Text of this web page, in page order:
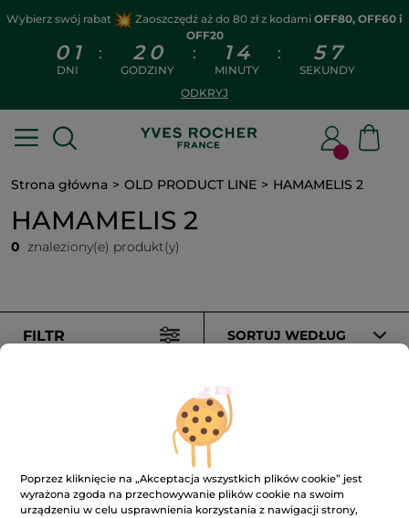
Wybierz swój rabat Zaoszczędź aż do 80 zł z kodami OFF80, OFF60 i
OFF20
0 1
DNI
: 2 0
GODZINY
: 1 4
MINUTY
: 5 7
SEKUNDY
ODKRYJ
Strona główna OLD PRODUCT LINE HAMAMELIS 2
HAMAMELIS 2
0 znaleziony(e) produkt(y)
FILTR SORTUJ WEDŁUG
Poprzez kliknięcie na „Akceptacja wszystkich plików cookie” jest
wyrażona zgoda na przechowywanie plików cookie na swoim
urządzeniu w celu usprawnienia korzystania z nawigacji strony,